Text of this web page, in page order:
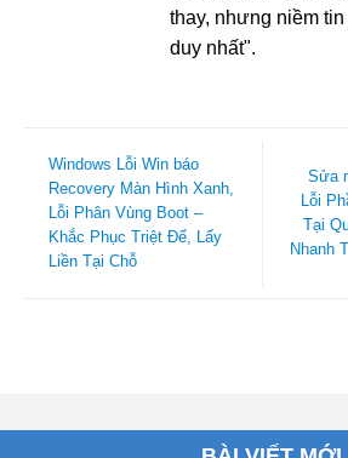
thay, nhưng niềm
duy nhất".
Windows Lỗi Win báo
Recovery Màn Hình Xanh,
Lỗi Phân Vùng Boot –
Khắc Phục Triệt Để, Lấy
Liền Tại Chỗ
Sửa
Lỗi
Tại
Nhanh